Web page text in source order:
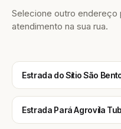
Selecione outro
atendimento na sua rua.
Estrada do Sítio São
Estrada Pará Agrovila